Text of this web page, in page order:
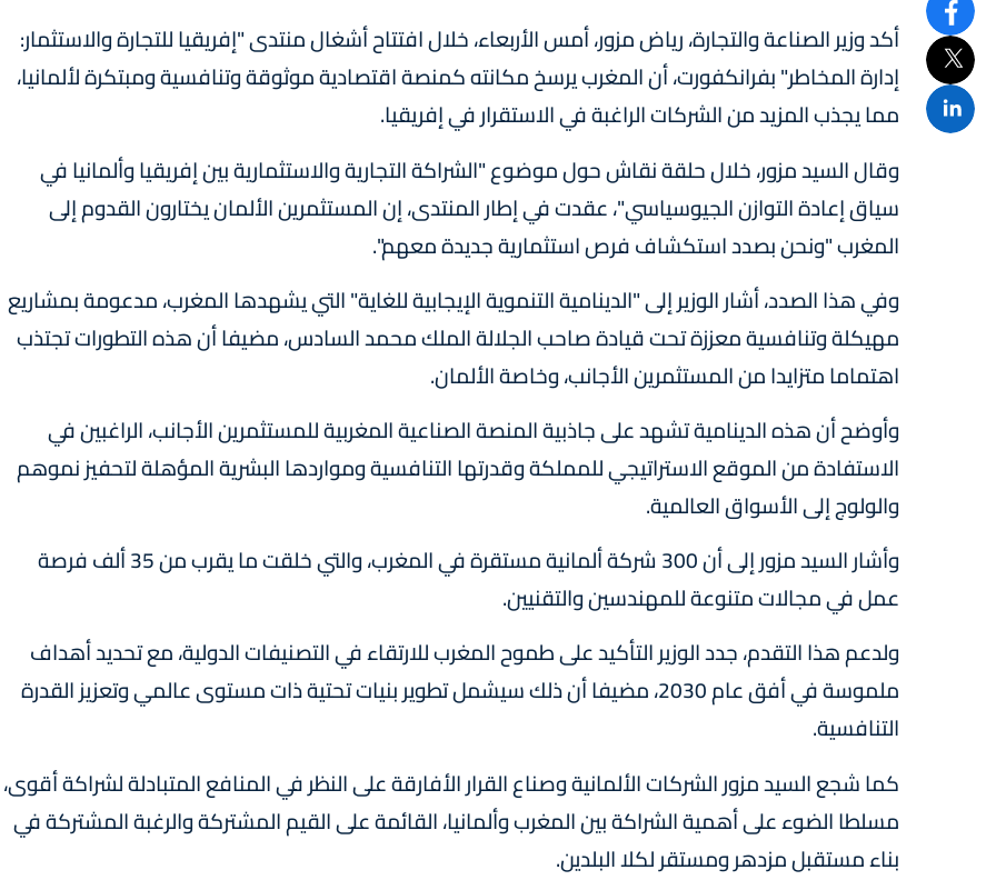
أكد وزير الصناعة والتجارة، رياض مزور، أمس الأربعاء، خلال افتتاح أشغال منتدى "إفريقيا للتجارة والاستثمار:
إدارة المخاطر" بفرانكفورت، أن المغرب يرسخ مكانته كمنصة اقتصادية موثوقة وتنافسية ومبتكرة لألمانيا،
مما يجذب المزيد من الشركات الراغبة في الاستقرار في إفريقيا.
وقال السيد مزور، خلال حلقة نقاش حول موضوع "الشراكة التجارية والاستثمارية بين إفريقيا وألمانيا في
سياق إعادة التوازن الجيوسياسي"، عقدت في إطار المنتدى، إن المستثمرين الألمان يختارون القدوم إلى
المغرب "ونحن بصدد استكشاف فرص استثمارية جديدة معهم".
وفي هذا الصدد، أشار الوزير إلى "الدينامية التنموية الإيجابية للغاية" التي يشهدها المغرب، مدعومة بمشاريع
مهيكلة وتنافسية معززة تحت قيادة صاحب الجلالة الملك محمد السادس، مضيفا أن هذه التطورات تجتذب
اهتماما متزايدا من المستثمرين الأجانب، وخاصة الألمان.
وأوضح أن هذه الدينامية تشهد على جاذبية المنصة الصناعية المغربية للمستثمرين الأجانب، الراغبين في
الاستفادة من الموقع الاستراتيجي للمملكة وقدرتها التنافسية ومواردها البشرية المؤهلة لتحفيز نموهم
والولوج إلى الأسواق العالمية.
وأشار السيد مزور إلى أن 300 شركة ألمانية مستقرة في المغرب، والتي خلقت ما يقرب من 35 ألف فرصة
عمل في مجالات متنوعة للمهندسين والتقنيين.
ولدعم هذا التقدم، جدد الوزير التأكيد على طموح المغرب للارتقاء في التصنيفات الدولية، مع تحديد أهداف
ملموسة في أفق عام 2030، مضيفا أن ذلك سيشمل تطوير بنيات تحتية ذات مستوى عالمي وتعزيز القدرة
التنافسية.
كما شجع السيد مزور الشركات الألمانية وصناع القرار الأفارقة على النظر في المنافع المتبادلة لشراكة أقوى،
مسلطا الضوء على أهمية الشراكة بين المغرب وألمانيا، القائمة على القيم المشتركة والرغبة المشتركة في
بناء مستقبل مزدهر ومستقر لكلا البلدين.